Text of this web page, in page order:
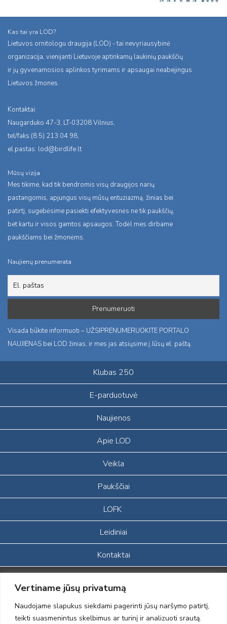
Vertiname jūsų privatumą
Naudojame slapukus siekdami pagerinti jūsų naršymo patirtį,
teikti suasmenintus skelbimus ar turinį ir analizuoti srautą.
Kas tai yra LOD?
Lietuvos ornitologu draugija (LOD) - tai nevyriausybinė
organizacija, vienijanti Lietuvoje aptinkamų laukinių paukščių
ir jų gyvenamosios aplinkos tyrimams ir apsaugai neabejingus
Lietuvos žmones.
Kontaktai:
Naugarduko 47-3, LT-03208 Vilnius,
tel/faks:(8 5) 213 04 98,
el.pastas: lod@birdlife.lt
Mūsų vizija
Mes tikime, kad tik bendromis visų draugijos narių
pastangomis, apjungus visų mūsų entuziazmą, žinias bei
patirtį, sugebėsime pasiekti efektyvesnės ne tik paukščių,
bet kartu ir visos gamtos apsaugos. Todėl mes dirbame
paukščiams bei žmonėms.
Naujienų prenumerata
Visada būkite informuoti – UŽSIPRENUMERUOKITE PORTALO
NAUJIENAS bei LOD žinias, ir mes jas atsiųsime į Jūsų el. paštą.
Klubas 250
E-parduotuvė
Naujienos
Apie LOD
Veikla
Paukščiai
LOFK
Leidiniai
Kontaktai
Portalas sukurtas įgyvendinant Lietuvos Respublikos, Europos
ekonominės erdvės ir Norvegijos finansinių mechanizmų iš dalies
finansuojamą paprojektį
„LOD visuomeninės /gamtosauginės veiklos sustiprinimas ir įvaizdžio
formavimas įtraukiant visuomenę į aplinkosauginių tyrimų veiklą“